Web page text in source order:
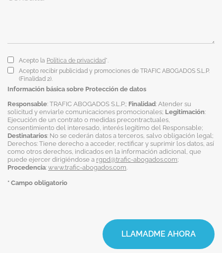
Acepto la Política de privacidad*.
Acepto recibir publicidad y promociones de TRAFIC ABOGADOS S.L.P.
(Finalidad 2).
Información básica sobre Protección de datos
Responsable: TRAFIC ABOGADOS S.L.P.; Finalidad: Atender su
solicitud y enviarle comunicaciones promocionales; Legitimación:
Ejecución de un contrato o medidas precontractuales,
consentimiento del interesado, interés legítimo del Responsable;
Destinatarios: No se cederán datos a terceros, salvo obligación legal;
Derechos: Tiene derecho a acceder, rectificar y suprimir los datos, así
como otros derechos, indicados en la información adicional, que
puede ejercer dirigiéndose a rgpd@trafic-abogados.com;
Procedencia: www.trafic-abogados.com.
* Campo obligatorio
LLAMADME AHORA